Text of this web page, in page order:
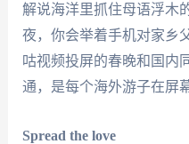
解说海洋里抓住母语浮木
夜，你会举着手机对家乡
咕视频投屏的春晚和国内
通，是每个海外游子在屏
Spread the love